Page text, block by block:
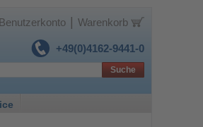
+49(0)4162-9441-0
Benutzerkonto Warenkorb
Suche